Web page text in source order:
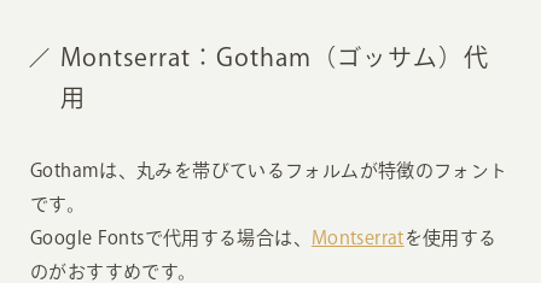
Montserrat：Gotham（ゴッサム）代
用
Gothamは、丸みを帯びているフォルムが特徴のフォント
です。
Google Fontsで代用する場合は、 Montserrat を使用する
のがおすすめです。